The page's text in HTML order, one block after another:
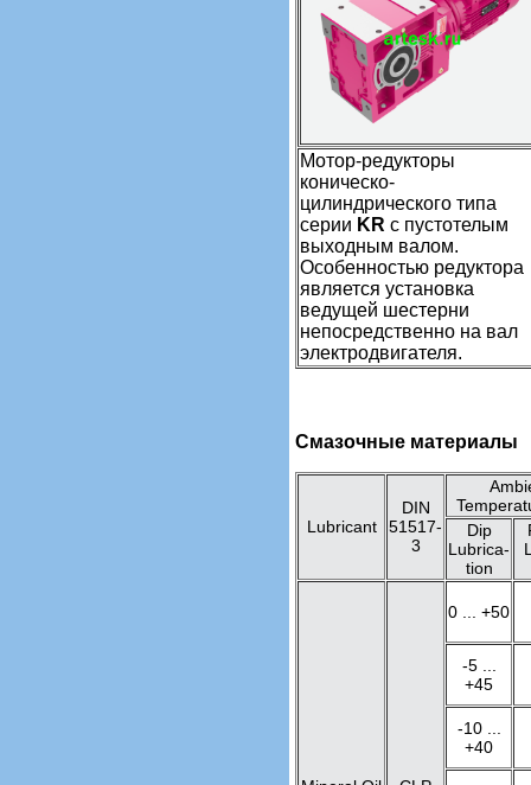
Мотор-редукторы
коническо-
цилиндрического типа
серии KR с пустотелым
выходным валом.
Особенностью редуктора
является установка
ведущей шестерни
непосредственно на вал
электродвигателя.
Смазочные материалы
Lubricant
DIN
51517-
3
Dip
Lubrica-
tion
0 ... +50
-5 ...
+45
-10 ...
+40